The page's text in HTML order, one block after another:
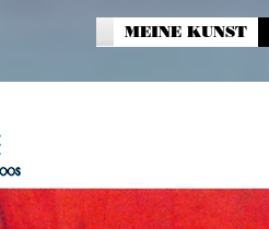
MEINE KUNST